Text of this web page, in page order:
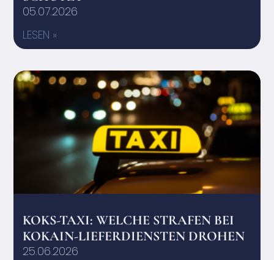
05.07.2026
LESEN »
KOKS-TAXI: WELCHE STRAFEN BEI
KOKAIN-LIEFERDIENSTEN DROHEN
25.06.2026